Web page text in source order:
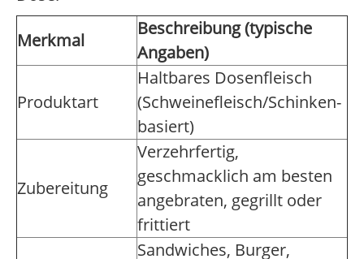
Merkmal
Beschreibung (typische
Angaben)
Produktart
Haltbares Dosenfleisch
(Schweinefleisch/Schinken-
basiert)
Zubereitung
Verzehrfertig,
geschmacklich am besten
angebraten, gegrillt oder
frittiert
Sandwiches, Burger,